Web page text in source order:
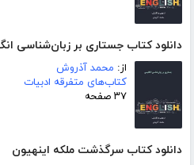
دانلود کتاب جستاری بر زبان‌شناسی
از: محمد آذروش
کتاب‌های متفرقه ادبیات
۳۷ صفحه
دانلود کتاب سرگذشت ملکه اینهیون